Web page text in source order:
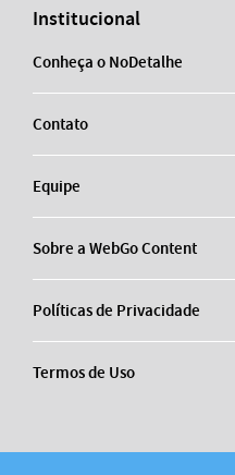
Institucional
Conheça o NoDetalhe
Contato
Equipe
Sobre a WebGo Content
Políticas de Privacidade
Termos de Uso